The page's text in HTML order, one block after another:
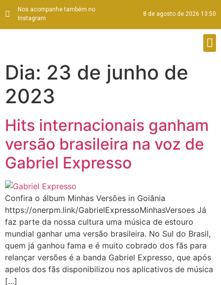
Nos acompanhe também no
Instagram
8 de agosto de 2026 13:50
Dia: 23 de junho de
2023
Hits internacionais ganham
versão brasileira na voz de
Gabriel Expresso
Confira o álbum Minhas Versões in Goiânia
https://onerpm.link/GabrielExpressoMinhasVersoes Já
faz parte da nossa cultura uma música de estouro
mundial ganhar uma versão brasileira. No Sul do Brasil,
quem já ganhou fama e é muito cobrado dos fãs para
relançar versões é a banda Gabriel Expresso, que após
apelos dos fãs disponibilizou nos aplicativos de música
[…]